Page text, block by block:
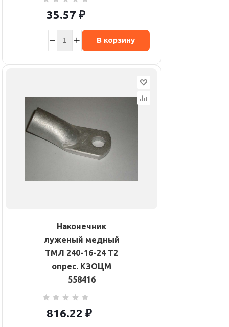
35.57 ₽
В корзину
Наконечник
луженый медный
ТМЛ 240-16-24 Т2
опрес. КЗОЦМ
558416
816.22 ₽